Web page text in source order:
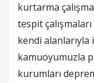
kurtarma
tespit
kendi
kamuoyumuzla
kurumları